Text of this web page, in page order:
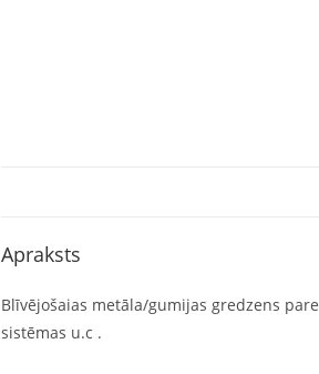
Apraksts
Blīvējošaias metāla/gumijas gredzens
sistēmas u.c .